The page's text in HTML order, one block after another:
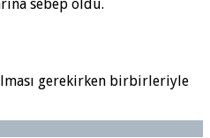
sebep oldu.
olması gerekirken birbirleriyle